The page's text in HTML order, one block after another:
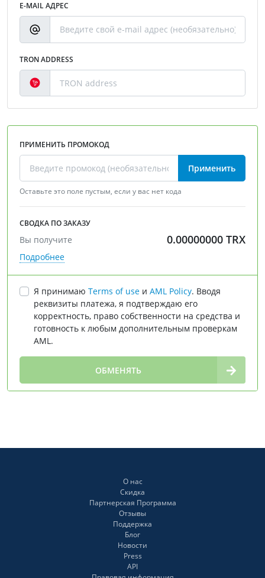
E-MAIL АДРЕС
TRON ADDRESS
ПРИМЕНИТЬ ПРОМОКОД
Применить
Оставьте это поле пустым, если у вас нет кода
СВОДКА ПО ЗАКАЗУ
Вы получите 0.00000000 TRX
Подробнее
Я принимаю Terms of use и AML Policy. Вводя
реквизиты платежа, я подтверждаю его
корректность, право собственности на средства и
готовность к любым дополнительным проверкам
AML.
ОБМЕНЯТЬ
О нас
Скидка
Партнерская Программа
Отзывы
Поддержка
Блог
Новости
Press
API